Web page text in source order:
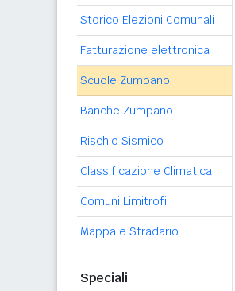
Storico Elezioni Comunali
Fatturazione elettronica
Scuole Zumpano
Banche Zumpano
Rischio Sismico
Classificazione Climatica
Comuni Limitrofi
Mappa e Stradario
Speciali